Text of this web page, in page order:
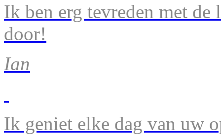
Ik ben erg tevreden met de
door!
Ian
Ik geniet elke dag van uw